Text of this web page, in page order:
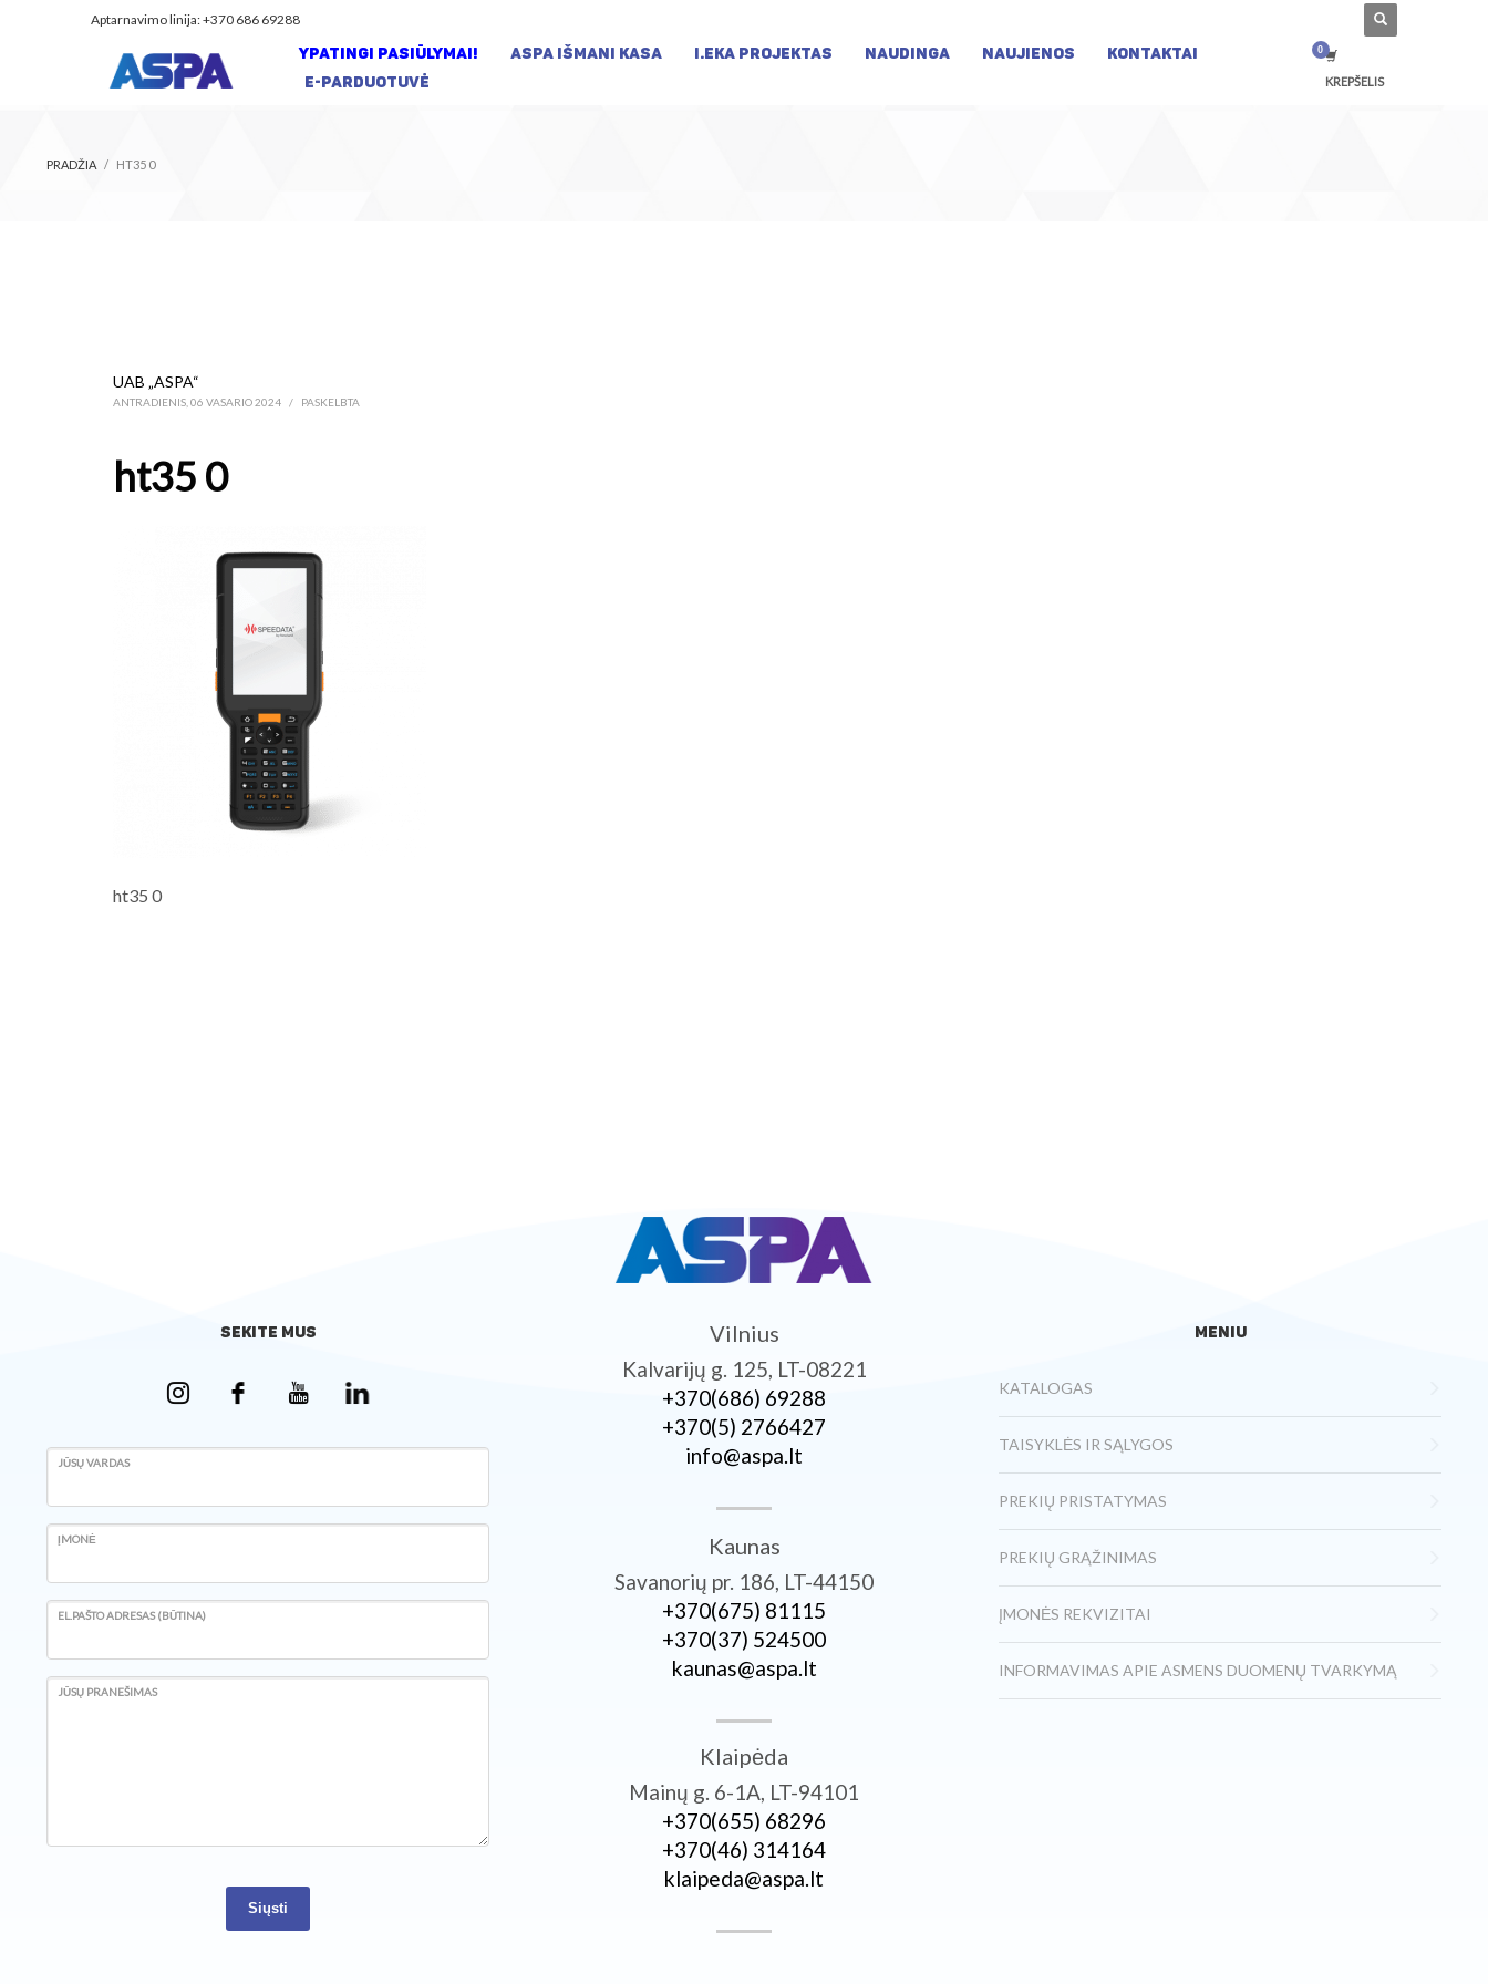
Aptarnavimo linija: +370 686 69288
YPATINGI PASIŪLYMAI! ASPA IŠMANI KASA I.EKA PROJEKTAS NAUDINGA NAUJIENOS
KONTAKTAI
E-PARDUOTUVĖ
KREPŠELIS
PRADŽIA HT35 0
UAB „ASPA“
ANTRADIENIS, 06 VASARIO 2024 / PASKELBTA
ht35 0
ht35 0
SEKITE MUS
JŪSŲ VARDAS
ĮMONĖ
EL.PAŠTO ADRESAS (BŪTINA)
JŪSŲ PRANEŠIMAS
Siųsti
Vilnius
Kalvarijų g. 125, LT-08221
+370­(686) 69288
+370­(5) 2766427
info@aspa.lt
Kaunas
Savanorių pr. 186, LT-44150
+370­(675) 81115
+370­(37) 524500
kaunas@aspa.lt
Klaipėda
Mainų g. 6-1A, LT-94101
+370­(655) 68296
+370­(46) 314164
klaipeda@aspa.lt
MENIU
KATALOGAS
TAISYKLĖS IR SĄLYGOS
PREKIŲ PRISTATYMAS
PREKIŲ GRĄŽINIMAS
ĮMONĖS REKVIZITAI
INFORMAVIMAS APIE ASMENS DUOMENŲ TVARKYMĄ